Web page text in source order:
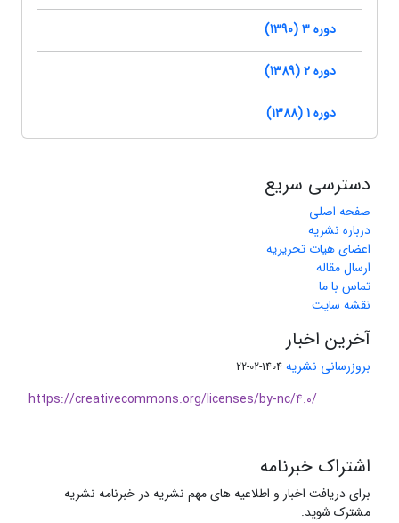
دوره 3 (1390)
دوره 2 (1389)
دوره 1 (1388)
دسترسی سریع
صفحه اصلی
درباره نشریه
اعضای هیات تحریریه
ارسال مقاله
تماس با ما
نقشه سایت
آخرین اخبار
بروزرسانی نشریه 1404-02-22
https://creativecommons.org/licenses/by-nc/4.0/
اشتراک خبرنامه
برای دریافت اخبار و اطلاعیه های مهم نشریه در خبرنامه نشریه
مشترک شوید.